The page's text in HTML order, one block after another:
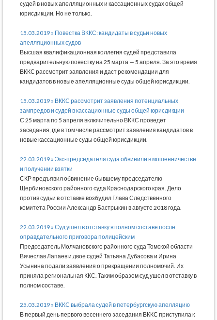
судей в новых апелляционных и кассационных судах общей
юрисдикции. Но не только.
15.03.2019 » Повестка ВККС: кандидаты в судьи новых
апелляционных судов
Высшая квалификационная коллегия судей представила
предварительную повестку на 25 марта — 5 апреля. За это время
ВККС рассмотрит заявления и даст рекомендации для
кандидатов в новые апелляционные суды общей юрисдикции.
15.03.2019 » ВККС рассмотрит заявления потенциальных
зампредов и судей в кассационные суды общей юрисдикции
С 25 марта по 5 апреля включительно ВККС проведет
заседания, где в том числе рассмотрит заявления кандидатов в
новые кассационные суды общей юрисдикции.
22.03.2019 » Экс-председателя суда обвинили в мошенничестве
и получении взятки
СКР предъявил обвинение бывшему председателю
Щербиновского районного суда Краснодарского края. Дело
против судьи в отставке возбудил Глава Следственного
комитета России Александр Бастрыкин в августе 2018 года.
22.03.2019 » Суд ушел в отставку в полном составе после
оправдательного приговора полицейским
Председатель Молчановского районного суда Томской области
Вячеслав Лапаев и двое судей Татьяна Дубасова и Ирина
Усынина подали заявления о прекращении полномочий. Их
приняла региональная ККС. Таким образом суд ушел в отставку в
полном составе.
25.03.2019 » ВККС выбрала судей в петербургскую апелляцию
В первый день первого весеннего заседания ВККС приступила к